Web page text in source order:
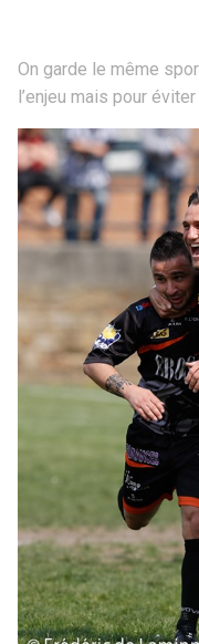
On garde le même
l’enjeu mais pour